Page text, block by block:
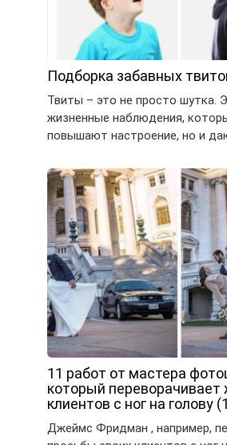
Подборка забавных
Твиты – это не просто шутка.
жизненные наблюдения,
повышают настроение, но и
11 работ от мастера
который переворачивает
клиентов с ног на голову
Джеймс Фридман , например,